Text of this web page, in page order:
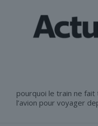
pourquoi le train ne
l’avion pour voyager